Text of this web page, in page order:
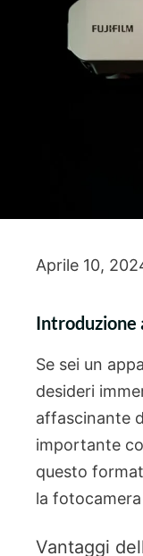
Aprile 10,
Introduzione
Se sei un
desideri
affascinante
importante
questo
la
Vantaggi